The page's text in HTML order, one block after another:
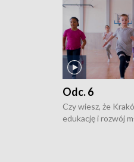
Odc. 6
Czy wiesz, że
edukację i rozwój